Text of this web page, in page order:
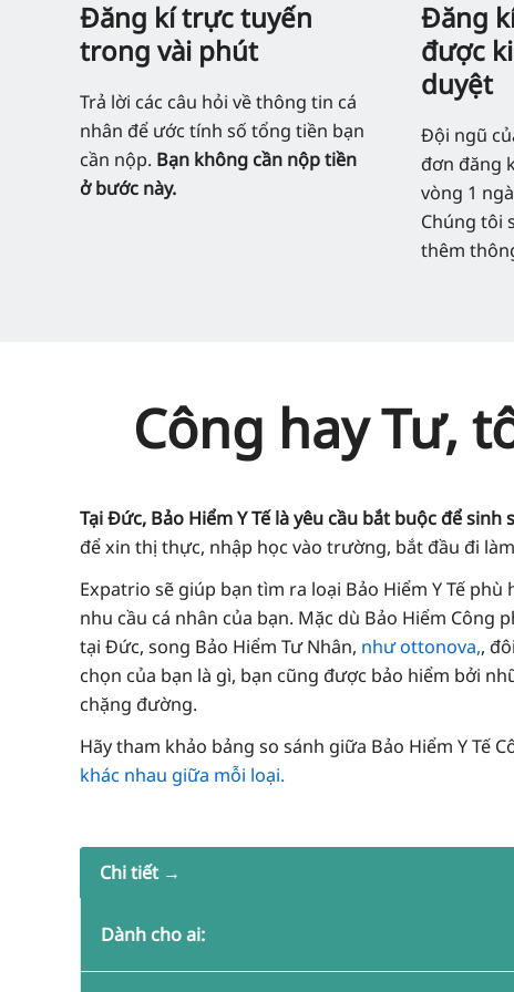
Đăng kí trực tuyến
trong vài phút
Trả lời các câu hỏi về thông tin cá
nhân để ước tính số tổng tiền bạn
cần nộp. Bạn không cần nộp tiền
ở bước này.
Đăng
được
duyệt
Đội ngũ
đơn đăng
vòng 1
Chúng tôi
thêm
Công hay Tư,
Tại Đức, Bảo Hiểm Y Tế là yêu cầu bắt buộc để sinh
để xin thị thực, nhập học vào trường, bắt đầu đi
Expatrio sẽ giúp bạn tìm ra loại Bảo Hiểm Y Tế
nhu cầu cá nhân của bạn. Mặc dù Bảo Hiểm Công
tại Đức, song Bảo Hiểm Tư Nhân, như ottonova,,
chọn của bạn là gì, bạn cũng được bảo hiểm bởi
chặng đường.
Hãy tham khảo bảng so sánh giữa Bảo Hiểm Y Tế
khác nhau giữa mỗi loại.
Chi tiết →
Dành cho ai: